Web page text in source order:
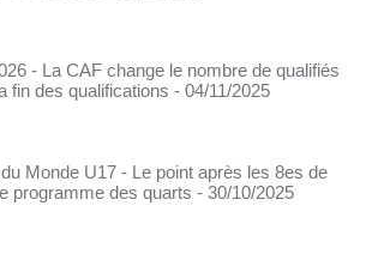
- La CAF change le nombre de qualifiés
fin des qualifications - 04/11/2025
Monde U17 - Le point après les 8es de
programme des quarts - 30/10/2025